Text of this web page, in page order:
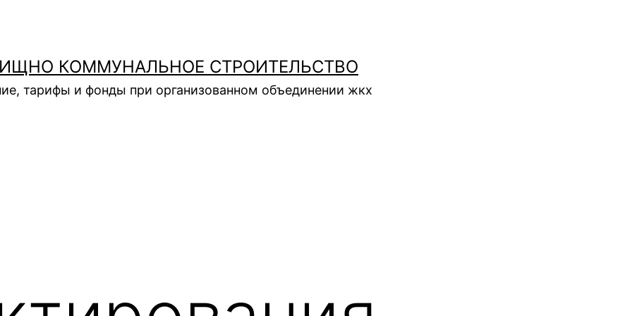
КОММУНАЛЬНОЕ СТРОИТЕЛЬСТВО
тарифы и фонды при организованном объединении жкх